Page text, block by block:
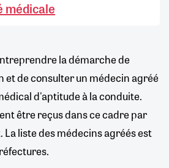
médicale
la démarche de
et de consulter un médecin agréé
d'aptitude à la conduite.
être reçus dans ce cadre par
liste des médecins agréés est